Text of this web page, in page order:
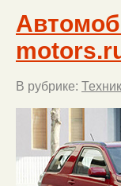
В рубрике: